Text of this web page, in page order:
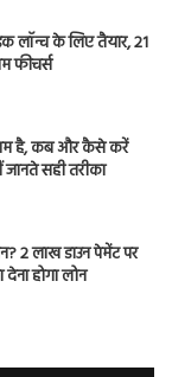
लॉन्च के लिए तैयार, 21
फीचर्स
है, कब और कैसे करें
सही तरीका
2 लाख डाउन पेमेंट पर
होगा लोन